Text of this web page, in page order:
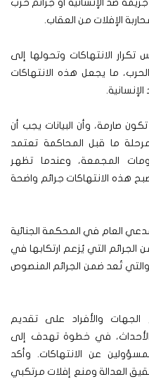
ضد الإنسانية أو جرائم حرب
الإفلات من العقاب.
الانتهاكات وتحولها إلى
ما يجعل هذه الانتهاكات
صارمة، وأن البيانات يجب أن
ما قبل المحاكمة تعتمد
المجمعة، وعندما تظهر
هذه الانتهاكات جرائم واضحة
العام في المحكمة الجنائية
الجرائم التي يُزعم ارتكابها في
والتي تُعد ضمن الجرائم المنصوص
والأفراد على تقديم
الأحداث، في خطوة تهدف إلى
عن الانتهاكات. وأكد
العدالة ومنع إفلات مرتكبي